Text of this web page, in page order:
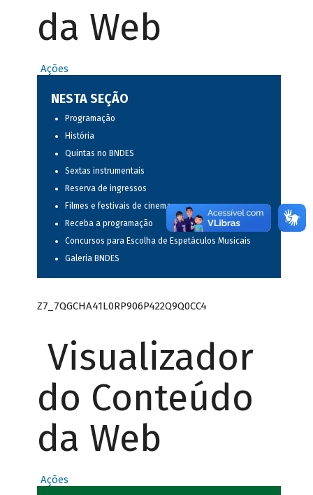
da Web
Ações
NESTA SEÇÃO
Programação
História
Quintas no BNDES
Sextas instrumentais
Reserva de ingressos
Filmes e festivais de cinema
Receba a programação
Concursos para Escolha de Espetáculos Musicais
Galeria BNDES
Z7_7QGCHA41L0RP906P422Q9Q0CC4
Visualizador
do Conteúdo
da Web
Ações